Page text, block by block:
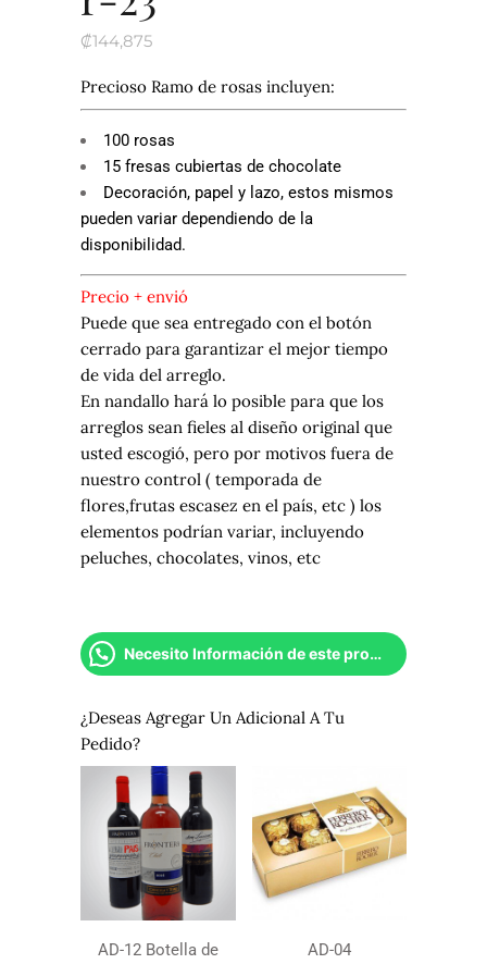
₡144,875
Precioso Ramo de rosas incluyen:
100 rosas
15 fresas cubiertas de chocolate
Decoración, papel y lazo, estos mismos
pueden variar dependiendo de la
disponibilidad.
Precio + envió
Puede que sea entregado con el botón
cerrado para garantizar el mejor tiempo
de vida del arreglo.
En nandallo hará lo posible para que los
arreglos sean fieles al diseño original que
usted escogió, pero por motivos fuera de
nuestro control ( temporada de
flores,frutas escasez en el país, etc ) los
elementos podrían variar, incluyendo
peluches, chocolates, vinos, etc
Necesito Información de este producto
¿Deseas Agregar Un Adicional A Tu
Pedido?
AD-12 Botella de
AD-04